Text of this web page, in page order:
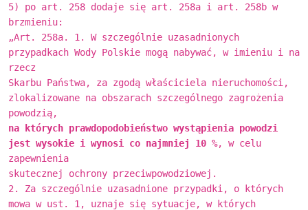
5) po art. 258 dodaje się art. 258a i art. 258b w
brzmieniu:
„Art. 258a. 1. W szczególnie uzasadnionych
przypadkach Wody Polskie mogą nabywać, w imieniu i na
rzecz
Skarbu Państwa, za zgodą właściciela nieruchomości,
zlokalizowane na obszarach szczególnego zagrożenia
powodzią,
na których prawdopodobieństwo wystąpienia powodzi
jest wysokie i wynosi co najmniej 10 %, w celu
zapewnienia
skutecznej ochrony przeciwpowodziowej.
2. Za szczególnie uzasadnione przypadki, o których
mowa w ust. 1, uznaje się sytuacje, w których